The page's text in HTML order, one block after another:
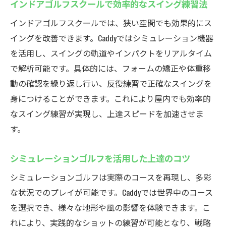
インドアゴルフスクールで効率的なスイング練習法
インドアゴルフスクールでは、狭い空間でも効果的にス
イングを改善できます。Caddyではシミュレーション機器
を活用し、スイングの軌道やインパクトをリアルタイム
で解析可能です。具体的には、フォームの矯正や体重移
動の確認を繰り返し行い、反復練習で正確なスイングを
身につけることができます。これにより屋内でも効率的
なスイング練習が実現し、上達スピードを加速させま
す。
シミュレーションゴルフを活用した上達のコツ
シミュレーションゴルフは実際のコースを再現し、多彩
な状況でのプレイが可能です。Caddyでは世界中のコース
を選択でき、様々な地形や風の影響を体験できます。こ
れにより、実践的なショットの練習が可能となり、戦略